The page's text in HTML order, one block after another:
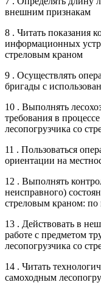
внешним признакам
8 . Читать показания
информационных
стреловым краном
9 . Осуществлять
бригады с
10 . Выполнять
требования в
лесопогрузчика со
11 . Пользоваться
ориентации на
12 . Выполнять
неисправного)
стреловым краном: по
13 . Действовать в
работе с предметом
лесопогрузчика со
14 . Читать
самоходным